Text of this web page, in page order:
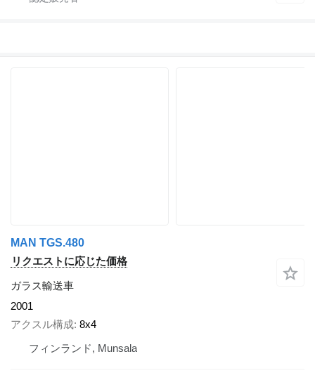
MAN TGS.480
リクエストに応じた価格
ガラス輸送車
2001
アクスル構成 8x4
フィンランド, Munsala